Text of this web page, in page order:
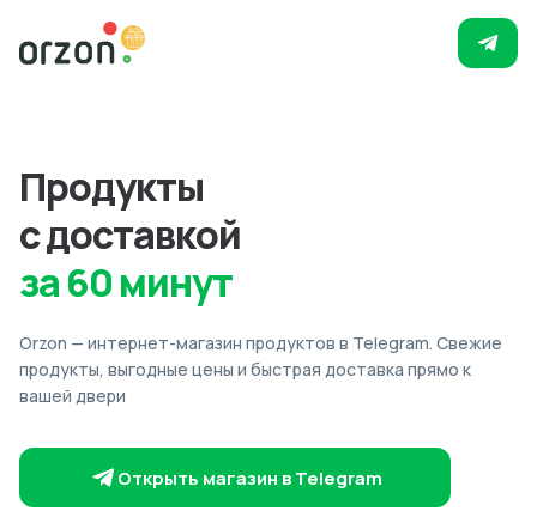
Продукты
с доставкой
за 60 минут
Orzon — интернет-магазин продуктов в Telegram. Свежие
продукты, выгодные цены и быстрая доставка прямо к
вашей двери
Открыть магазин в Telegram